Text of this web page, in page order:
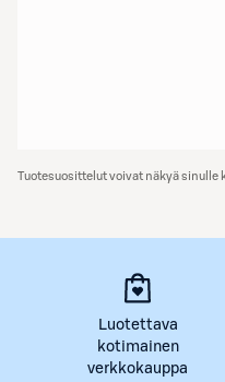
Tuotesuosittelut voivat näkyä sinulle
Luotettava
kotimainen
verkkokauppa